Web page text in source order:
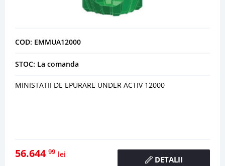
COD: EMMUA12000
STOC: La comanda
MINISTATII DE EPURARE UNDER ACTIV 12000
56.644 99 lei
DETALII